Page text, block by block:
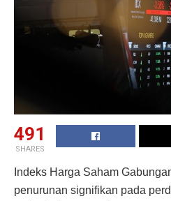
491
SHARES
Indeks Harga Saham
penurunan signifikan pada